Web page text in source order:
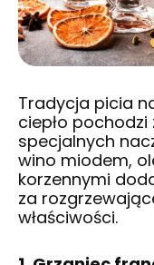
Tradycja picia
ciepło pochodzi
specjalnych
wino miodem,
korzennymi
za
właściwości.